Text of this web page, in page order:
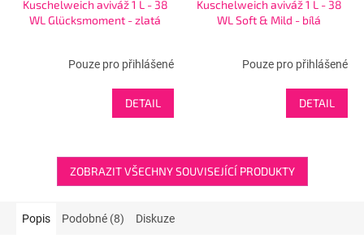
Kuschelweich aviváž 1 L - 38
WL Glücksmoment - zlatá
Pouze pro přihlášené
DETAIL
Kuschelweich aviváž 1 L - 38
WL Soft & Mild - bílá
Pouze pro přihlášené
DETAIL
ZOBRAZIT VŠECHNY SOUVISEJÍCÍ PRODUKTY
Popis Podobné (8) Diskuze